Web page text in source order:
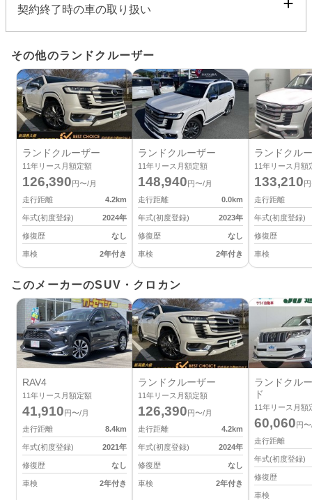
契約終了時の車の取り扱い
その他のランドクルーザー
ランドクルーザー
11年リース月額定額
126,390円〜/月
走行距離
4.2km
年式(初度登録) 2024年
修復歴 なし
車検 2年付き
ランドクルーザー
11年リース月額定額
148,940円〜/月
走行距離
0.0km
年式(初度登録) 2023年
修復歴 なし
車検 2年付き
ランドクル
11年リース月額
133,210
走行距離
年式(初度登録)
修復歴
車検
このメーカーのSUV・クロカン
RAV4
11年リース月額定額
41,910円〜/月
走行距離
8.4km
年式(初度登録) 2021年
修復歴 なし
車検 2年付き
ランドクルーザー
11年リース月額定額
126,390円〜/月
走行距離
4.2km
年式(初度登録) 2024年
修復歴 なし
車検 2年付き
ランドクル
ド
11年リース月額
60,060円
走行距離
年式(初度登録)
修復歴
車検